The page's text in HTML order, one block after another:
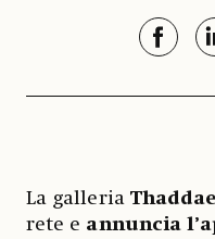
La galleria
rete e annuncia